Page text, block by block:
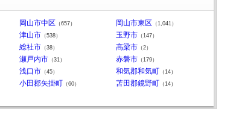
岡山市中区 （657） 岡山市東区 （1,041）
津山市 （538） 玉野市 （147）
総社市 （38） 高梁市 （2）
瀬戸内市 （31） 赤磐市 （179）
浅口市 （45） 和気郡和気町 （14）
小田郡矢掛町 （60） 苫田郡鏡野町 （14）